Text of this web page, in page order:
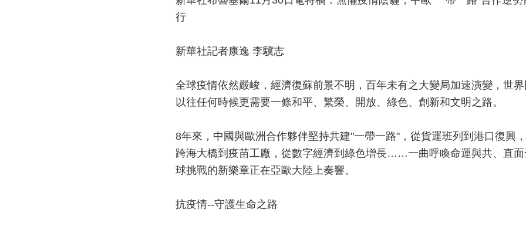
行
新華社記者康逸 李驥志
全球疫情依然嚴峻，經濟復蘇前景不明，百年未有之大變局加速演變，世界
以往任何時候更需要一條和平、繁榮、開放、綠色、創新和文明之路。
8年來，中國與歐洲合作夥伴堅持共建"一帶一路"，從貨運班列到港口復興
跨海大橋到疫苗工廠，從數字經濟到綠色增長……一曲呼喚命運與共、直面
球挑戰的新樂章正在亞歐大陸上奏響。
抗疫情--守護生命之路